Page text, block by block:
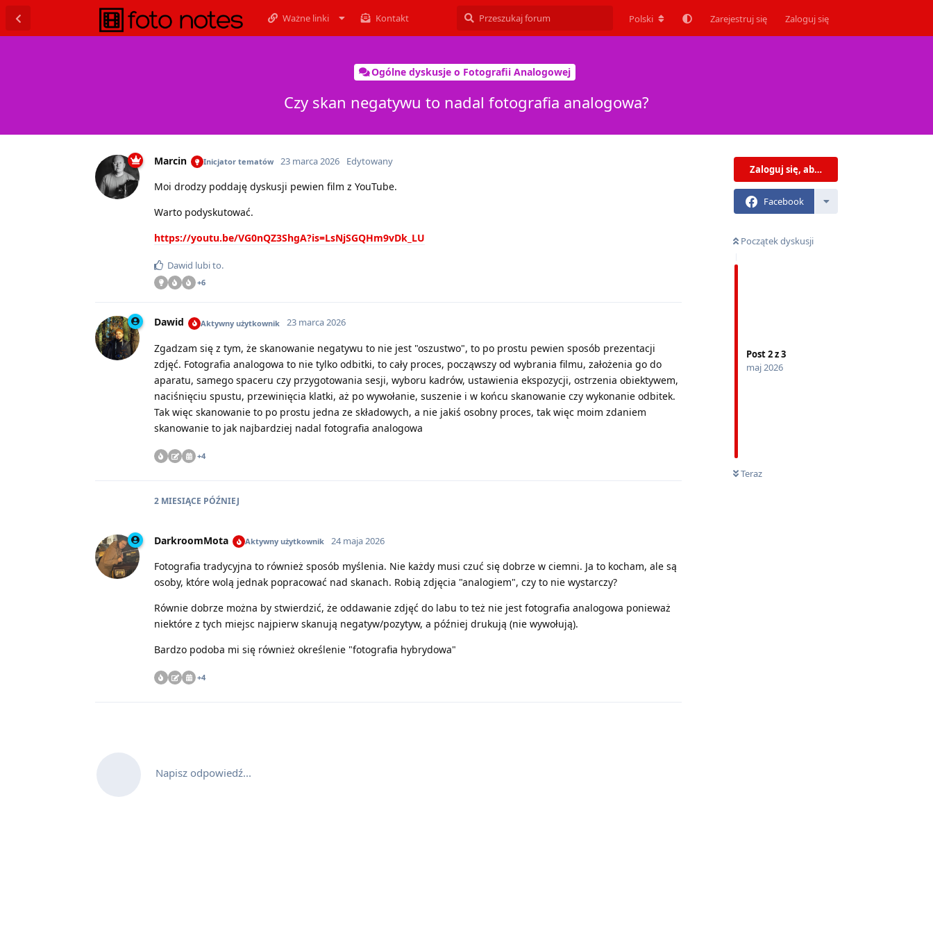
Ważne linki Kontakt Polski Zarejestruj się Zaloguj się
Ogólne dyskusje o Fotografii Analogowej
Czy skan negatywu to nadal fotografia analogowa?
Zaloguj się, aby odpisać
Facebook
Początek dyskusji
Post2z3
maj 2026
Teraz
Marcin Inicjator tematów 23 marca 2026 Edytowany
Moi drodzy poddaję dyskusji pewien film z YouTube.
Warto podyskutować.
https://youtu.be/VG0nQZ3ShgA?is=LsNjSGQHm9vDk_LU
Dawid lubi to.
+6
Dawid Aktywny użytkownik 23 marca 2026
Zgadzam się z tym, że skanowanie negatywu to nie jest "oszustwo", to po prostu pewien sposób prezentacji
zdjęć. Fotografia analogowa to nie tylko odbitki, to cały proces, począwszy od wybrania filmu, założenia go do
aparatu, samego spaceru czy przygotowania sesji, wyboru kadrów, ustawienia ekspozycji, ostrzenia obiektywem,
naciśnięciu spustu, przewinięcia klatki, aż po wywołanie, suszenie i w końcu skanowanie czy wykonanie odbitek.
Tak więc skanowanie to po prostu jedna ze składowych, a nie jakiś osobny proces, tak więc moim zdaniem
skanowanie to jak najbardziej nadal fotografia analogowa
+4
2 MIESIĄCE PÓŹNIEJ
DarkroomMota Aktywny użytkownik 24 maja 2026
Fotografia tradycyjna to również sposób myślenia. Nie każdy musi czuć się dobrze w ciemni. Ja to kocham, ale są
osoby, które wolą jednak popracować nad skanach. Robią zdjęcia "analogiem", czy to nie wystarczy?
Równie dobrze można by stwierdzić, że oddawanie zdjęć do labu to też nie jest fotografia analogowa ponieważ
niektóre z tych miejsc najpierw skanują negatyw/pozytyw, a później drukują (nie wywołują).
Bardzo podoba mi się również określenie "fotografia hybrydowa"
+4
Napisz odpowiedź...